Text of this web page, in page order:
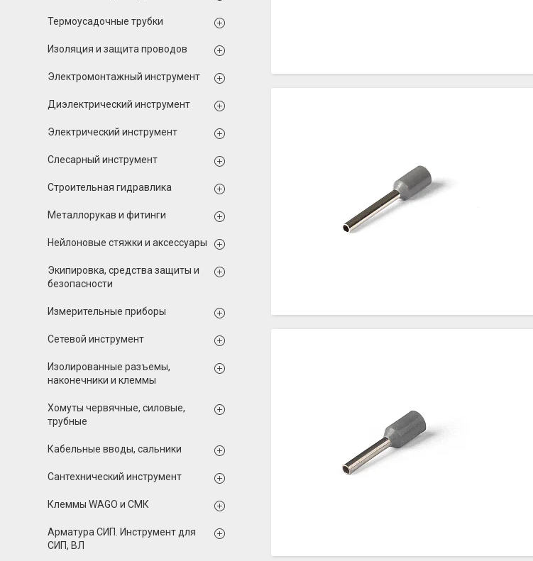
Термоусадочные трубки
Изоляция и защита проводов
Электромонтажный инструмент
Диэлектрический инструмент
Электрический инструмент
Слесарный инструмент
Строительная гидравлика
Металлорукав и фитинги
Нейлоновые стяжки и аксессуары
Экипировка, средства защиты и
безопасности
Измерительные приборы
Сетевой инструмент
Изолированные разъемы,
наконечники и клеммы
Хомуты червячные, силовые,
трубные
Кабельные вводы, сальники
Сантехнический инструмент
Клеммы WAGO и СМК
Арматура СИП. Инструмент для
СИП, ВЛ